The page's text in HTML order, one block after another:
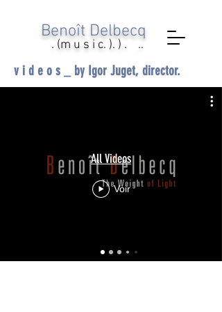
Benoît Delbecq
. (m u s i c. ). ) . ..
v i d e o s _ by Igor Juget, director.
All Videos
Voir